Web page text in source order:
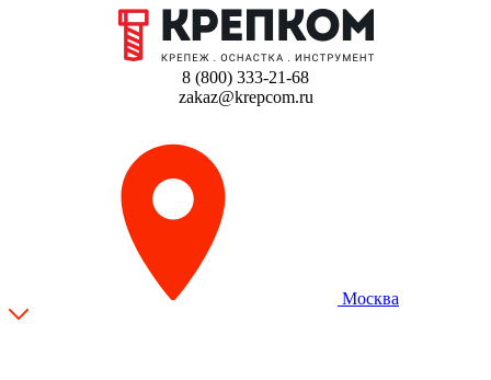
8 (800) 333-21-68
zakaz@krepcom.ru
Москва